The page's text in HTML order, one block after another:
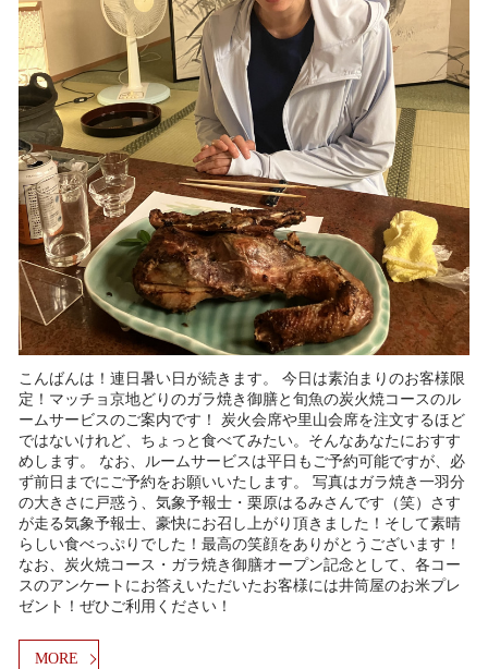
こんばんは！連日暑い日が続きます。 今日は素泊まりのお客様限
定！マッチョ京地どりのガラ焼き御膳と旬魚の炭火焼コースのル
ームサービスのご案内です！ 炭火会席や里山会席を注文するほど
ではないけれど、ちょっと食べてみたい。そんなあなたにおすす
めします。 なお、ルームサービスは平日もご予約可能ですが、必
ず前日までにご予約をお願いいたします。 写真はガラ焼き一羽分
の大きさに戸惑う、気象予報士・栗原はるみさんです（笑）さす
が走る気象予報士、豪快にお召し上がり頂きました！そして素晴
らしい食べっぷりでした！最高の笑顔をありがとうございます！
なお、炭火焼コース・ガラ焼き御膳オープン記念として、各コー
スのアンケートにお答えいただいたお客様には井筒屋のお米プレ
ゼント！ぜひご利用ください！
MORE